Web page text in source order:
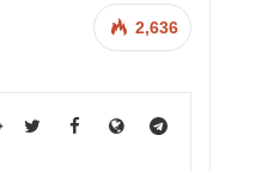
2,636